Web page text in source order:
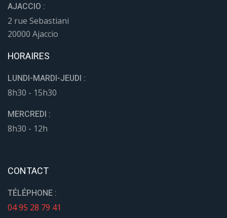
AJACCIO :
2 rue Sebastiani
20000 Ajaccio
HORAIRES
LUNDI-MARDI-JEUDI :
8h30 - 15h30
MERCREDI :
8h30 - 12h
CONTACT
TÉLÉPHONE :
04 95 28 79 41